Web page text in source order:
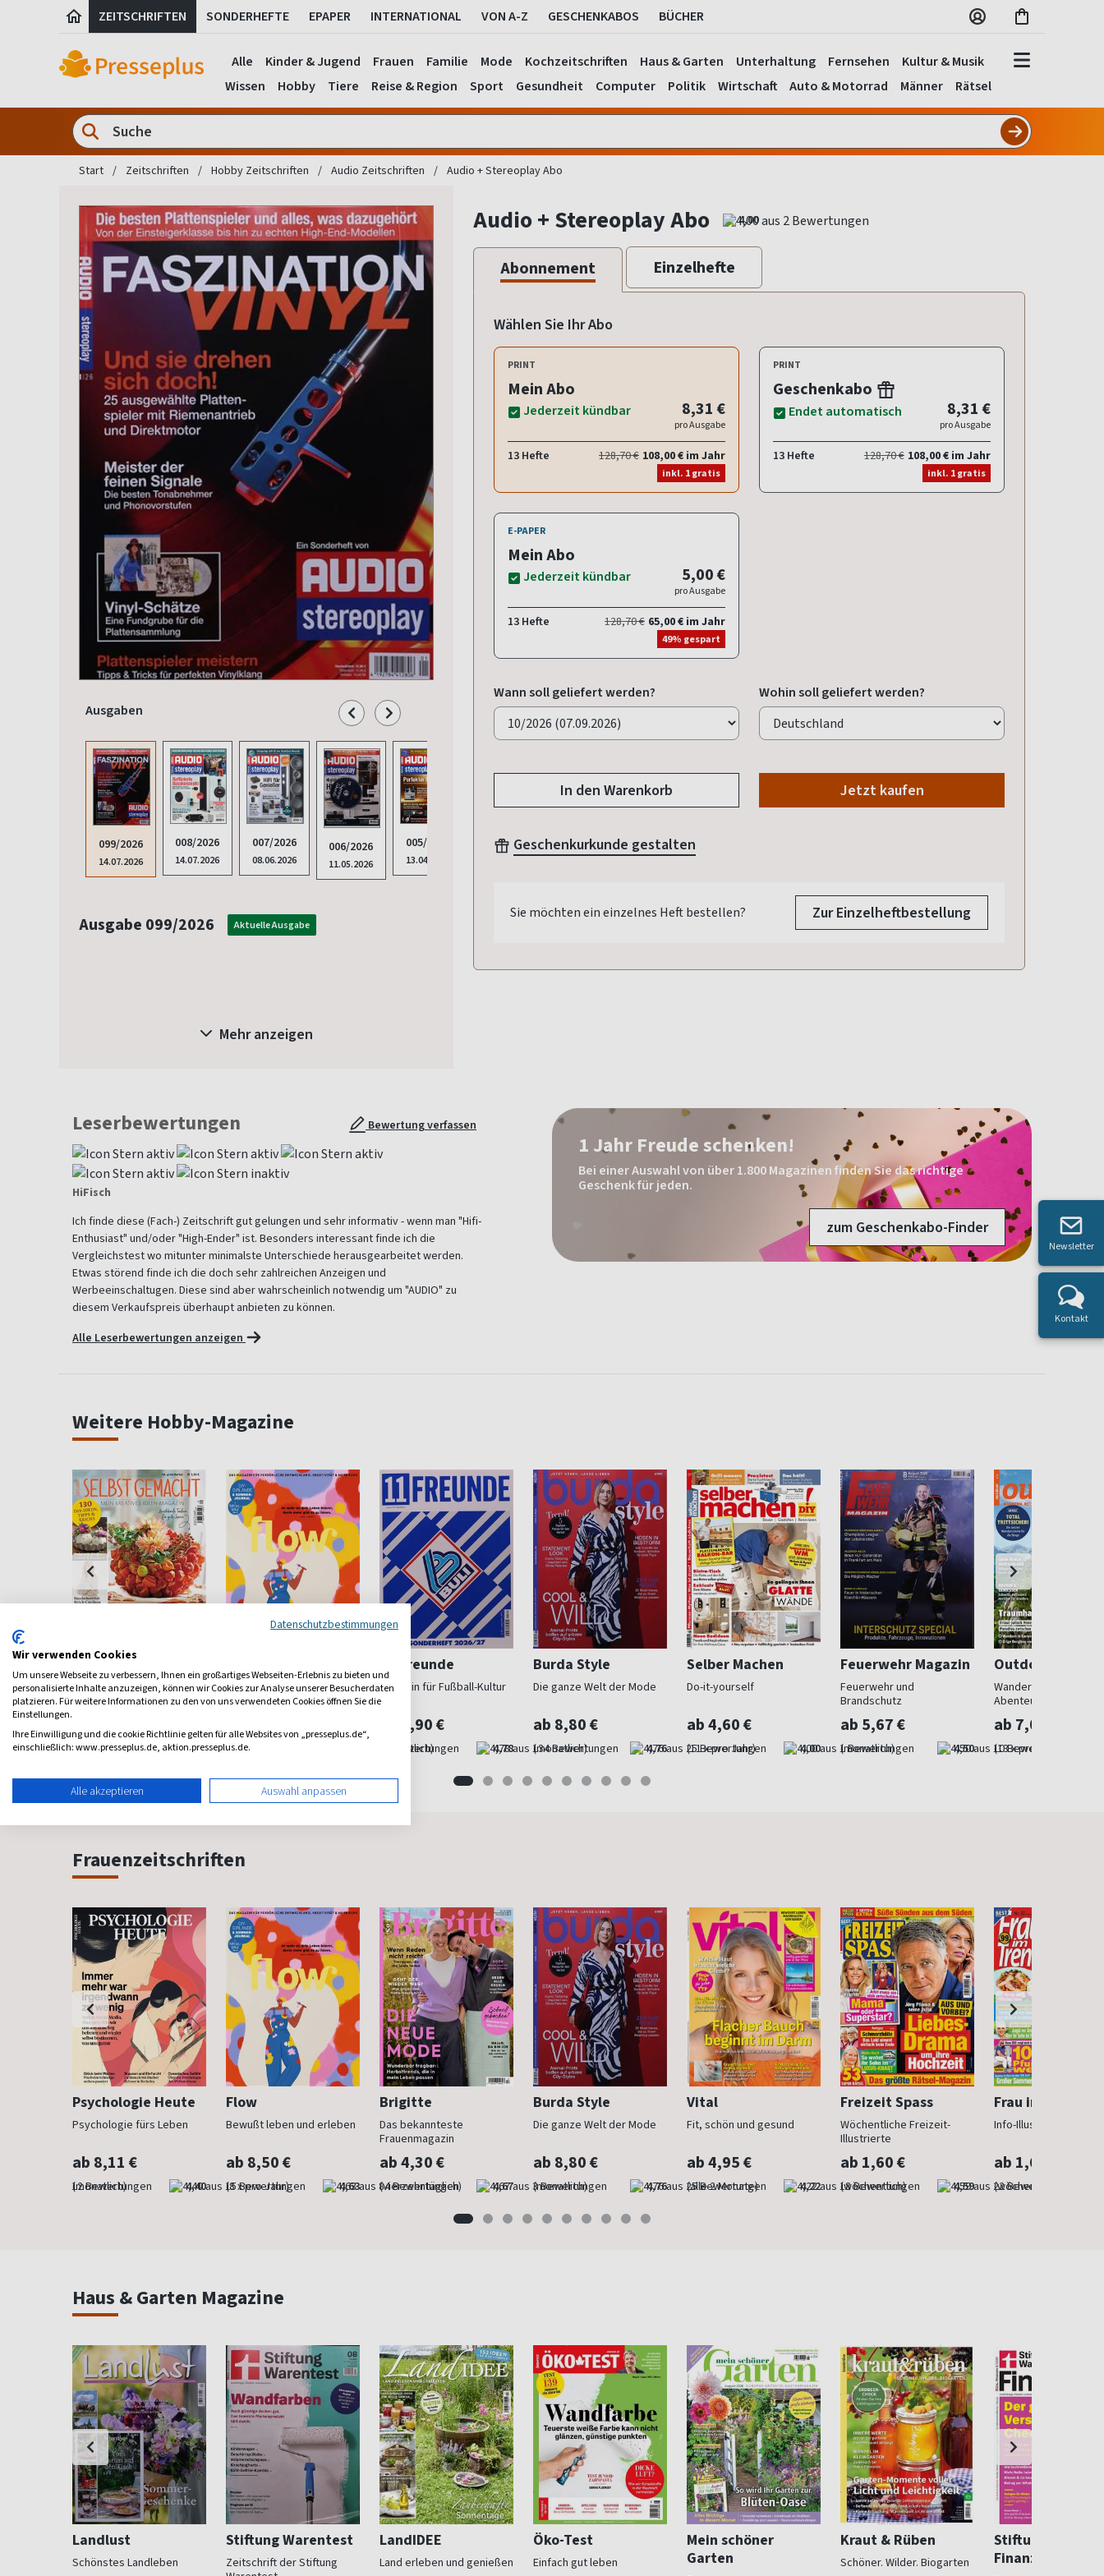
ZEITSCHRIFTEN SONDERHEFTE EPAPER INTERNATIONAL VON A-Z GESCHENKABOS BÜCHER
Alle Kinder & Jugend Frauen Familie Mode Kochzeitschriften Haus & Garten Unterhaltung Fernsehen
Kultur & Musik
Wissen
Hobby Tiere Reise & Region Sport Gesundheit Computer Politik Wirtschaft Auto & Motorrad Männer Rätsel
Start Zeitschriften Hobby Zeitschriften Audio Zeitschriften Audio + Stereoplay Abo
Ausgaben
099/2026
14.07.2026
008/2026
14.07.2026
007/2026
08.06.2026
006/2026
11.05.2026
005/2026
13.04.2026
004/2026 003/2026
09.02.2026
002/2026
12.01.2026
Ausgabe 099/2026 Aktuelle Ausgabe
Mehr anzeigen
Audio + Stereoplay Abo 4,00
Abonnement Einzelhefte
Wählen Sie Ihr Abo
PRINT
Mein Abo
Jederzeit kündbar 8,31 €
pro Ausgabe
13 Hefte 128,70 € 108,00 € im Jahr
inkl. 1 gratis
PRINT
Geschenkabo
Endet automatisch 8,31 €
pro Ausgabe
13 Hefte 128,70 € 108,00 € im Jahr
inkl. 1 gratis
E-PAPER
Mein Abo
Jederzeit kündbar 5,00 €
pro Ausgabe
13 Hefte 128,70 € 65,00 € im Jahr
49% gespart
Wann soll geliefert werden? Wohin soll geliefert werden?
In den Warenkorb Jetzt kaufen
Geschenkurkunde gestalten
Sie möchten ein einzelnes Heft bestellen? Zur Einzelheftbestellung
Leserbewertungen Bewertung verfassen
HiFisch
Ich finde diese (Fach-) Zeitschrift gut gelungen und sehr informativ - wenn man "Hifi-
Enthusiast" und/oder "High-Ender" ist. Besonders interessant finde ich die
Vergleichstest wo mitunter minimalste Unterschiede herausgearbeitet werden.
Etwas störend finde ich die doch sehr zahlreichen Anzeigen und
Werbeeinschaltugen. Diese sind aber wahrscheinlich notwendig um "AUDIO" zu
diesem Verkaufspreis überhaupt anbieten zu können.
Alle Leserbewertungen anzeigen
1 Jahr Freude schenken!
Bei einer Auswahl von über 1.800 Magazinen finden Sie das richtige
Geschenk für jeden.
zum Geschenkabo-Finder
Weitere Hobby-Magazine
4,62
Selbst gemacht
Das kreative Ideen-
Magazin
(quartalsweise) 4,17
Bewußt leben und erleben
(8 x pro Jahr)
11 Freunde
Magazin für Fußball-Kultur
ab 6,90 €
(monatlich) 4,78
Burda Style
Die ganze Welt der Mode
ab 8,80 €
(monatlich) 4,76
Selber Machen
Do-it-yourself
ab 4,60 €
(11 x pro Jahr) 4,00
Feuerwehr Magazin
Feuerwehr und
Brandschutz
ab 5,67 €
(monatlich) 4,50
Outdoor
Wandern, Reisen,
Abenteuer
ab 7,08 €
(13 x pro Jahr)
Frauenzeitschriften
Psychologie Heute
Psychologie fürs Leben
ab 8,11 €
(monatlich) 4,40
Flow
Bewußt leben und erleben
ab 8,50 €
(8 x pro Jahr) 4,63
Brigitte
Das bekannteste
Frauenmagazin
ab 4,30 €
(vierzehntäglich) 4,67
Burda Style
Die ganze Welt der Mode
ab 8,80 €
(monatlich) 4,76
Vital
Fit, schön und gesund
ab 4,95 €
(alle 2 Monate) 4,22
Freizeit Spass
Wöchentliche Freizeit-
Illustrierte
ab 1,60 €
(wöchentlich) 4,59
Frau im Trend
Info-Illustrierte für
ab 1,60 €
(wöchentlich)
Haus & Garten Magazine
Landlust
Schönstes Landleben
Stiftung Warentest
Zeitschrift der Stiftung
LandIDEE
Land erleben und genießen
Öko-Test
Einfach gut leben
Mein schöner
Garten
Kraut & Rüben
Schöner. Wilder. Biogarten
Stiftung
Finanzen
Newsletter
Kontakt
Datenschutzbestimmungen
Wir verwenden Cookies
Um unsere Webseite zu verbessern, Ihnen ein großartiges Webseiten-Erlebnis zu bieten und
personalisierte Inhalte anzuzeigen, können wir Cookies zur Analyse unserer Besucherdaten
platzieren. Für weitere Informationen zu den von uns verwendeten Cookies öffnen Sie die
Einstellungen.
Ihre Einwilligung und die cookie Richtlinie gelten für alle Websites von „presseplus.de“,
einschließlich: www.presseplus.de, aktion.presseplus.de.
Alle akzeptieren Auswahl anpassen